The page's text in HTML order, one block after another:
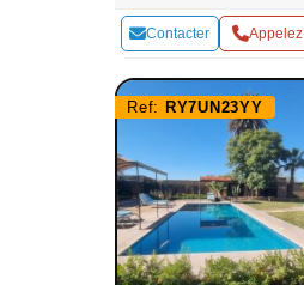
Contacter Appelez
Ref: RY7UN23YY